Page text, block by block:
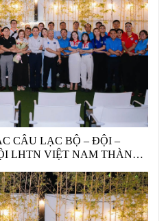
CÂU LẠC BỘ – ĐỘI –
LHTN VIỆT NAM THÀNH